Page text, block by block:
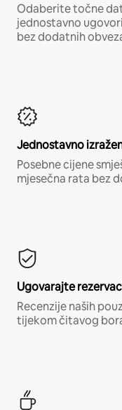
Odaberite točne
jednostavno
bez dodatnih
Jednostavno
Posebne cijene
mjesečna rata bez
Ugovarajte
Recenzije naših
tijekom čitavog